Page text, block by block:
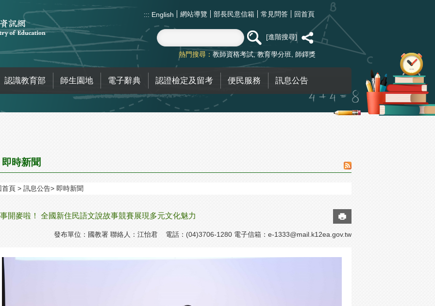
::: English 網站導覽 部長民意信箱 常見問答 回首頁
進階搜尋
熱門搜尋： 教師資格考試 教育學分班 師鐸獎
認識教育部 師生園地 電子辭典 認證檢定及留考 便民服務 訊息公告
即時新聞
首頁 訊息公告 即時新聞
開麥啦！ 全國新住民語文說故事競賽展現多元文化魅力
發布單位：國教署 聯絡人：江怡君 電話：(04)3706-1280 電子信箱： e-1333@mail.k12ea.gov.tw